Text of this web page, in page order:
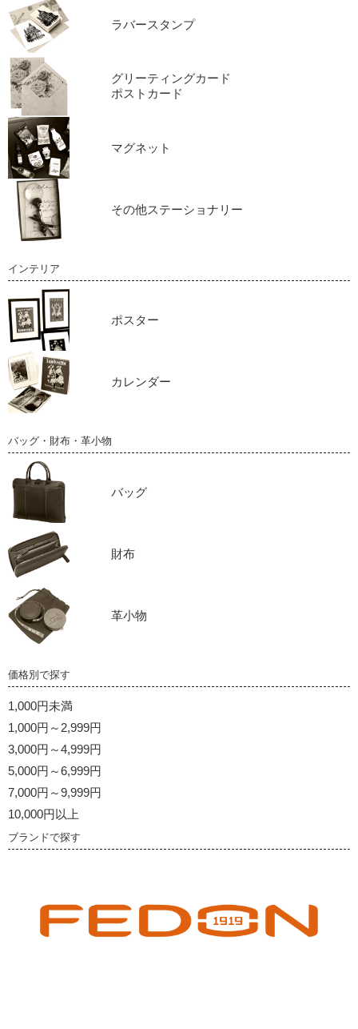
ラバースタンプ
グリーティングカード
ポストカード
マグネット
その他ステーショナリー
インテリア
ポスター
カレンダー
バッグ・財布・革小物
バッグ
財布
革小物
価格別で探す
1,000円未満
1,000円～2,999円
3,000円～4,999円
5,000円～6,999円
7,000円～9,999円
10,000円以上
ブランドで探す